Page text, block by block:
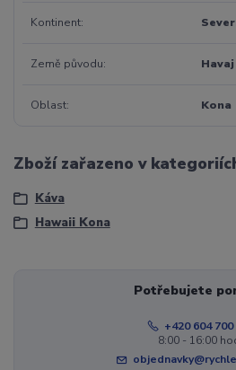
Kontinent
Země původu Havaj
Oblast Kona
Zboží zařazeno v
Káva
Hawaii Kona
Potřebujete
+420 604 700
8:00 - 16:00